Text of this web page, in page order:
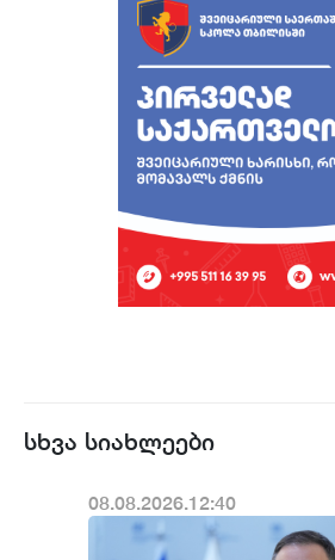
სხვა სიახლეები
08.08.2026.12:40